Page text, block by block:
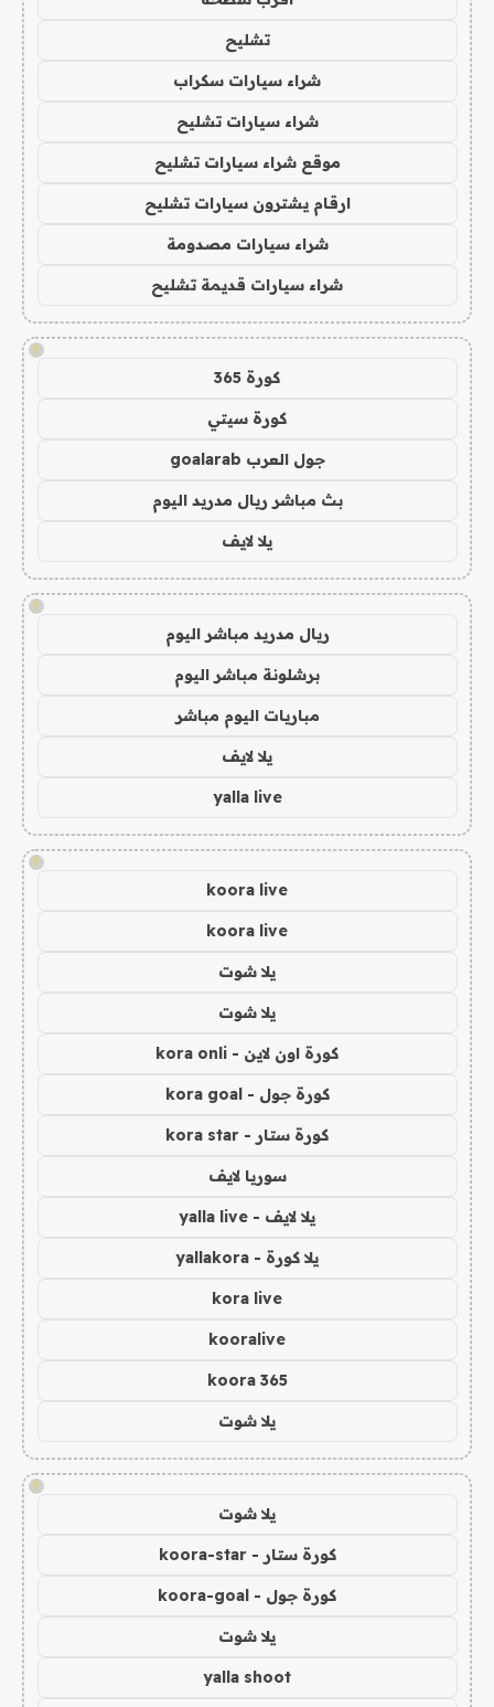
تشليح
شراء سيارات سكراب
شراء سيارات تشليح
موقع شراء سيارات تشليح
ارقام يشترون سيارات تشليح
شراء سيارات مصدومة
شراء سيارات قديمة تشليح
!
كورة 365
كورة سيتي
جول العرب goalarab
بث مباشر ريال مدريد اليوم
يلا لايف
!
ريال مدريد مباشر اليوم
برشلونة مباشر اليوم
مباريات اليوم مباشر
يلا لايف
yalla live
!
koora live
koora live
يلا شوت
يلا شوت
كورة اون لاين - kora onli
كورة جول - kora goal
كورة ستار - kora star
سوريا لايف
يلا لايف - yalla live
يلا كورة - yallakora
kora live
kooralive
koora 365
يلا شوت
!
يلا شوت
كورة ستار - koora-star
كورة جول - koora-goal
يلا شوت
yalla shoot